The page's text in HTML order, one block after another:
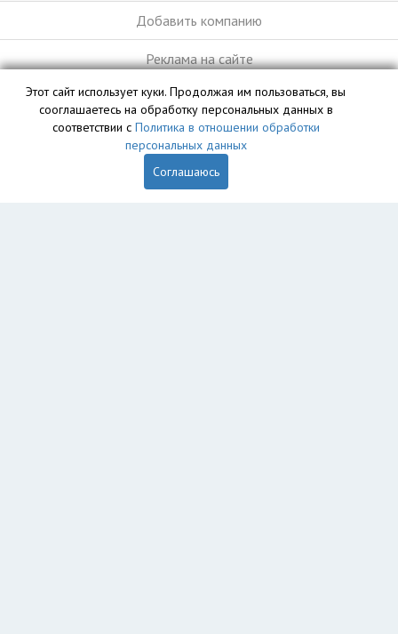
Добавить компанию
Реклама на сайте
База данных сайта vyvoz.org является интеллектуальной
собственностью ООО «Профит» и охраняется законом.
Этот сайт использует куки. Продолжая им пользоваться, вы
сооглашаетесь на обработку персональных данных в
соответствии с Политика в отношении обработки
персональных данных
Соглашаюсь